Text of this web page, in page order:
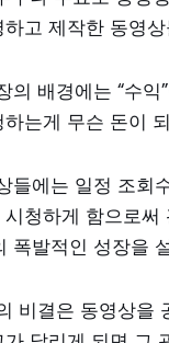
고 제작한 동영
의 배경에는 “수
는게 무슨 돈이
들에는 일정 조회
청하게 함으로
폭발적인 성장을
비결은 동영상을